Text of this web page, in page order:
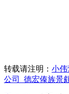
转载请注明： 小
公司_德宏傣族景